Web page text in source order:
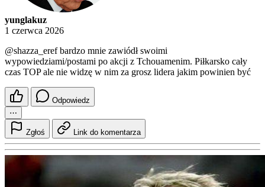
yunglakuz
1 czerwca 2026
@shazza_erefbardzo mnie zawiódł swoimi
wypowiedziami/postami po akcji z Tchouamenim. Piłkarsko cały
czas TOP ale nie widzę w nim za grosz lidera jakim powinien być
Odpowiedz
⋯
Zgłoś Link do komentarza